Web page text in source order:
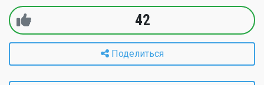
42
Поделиться